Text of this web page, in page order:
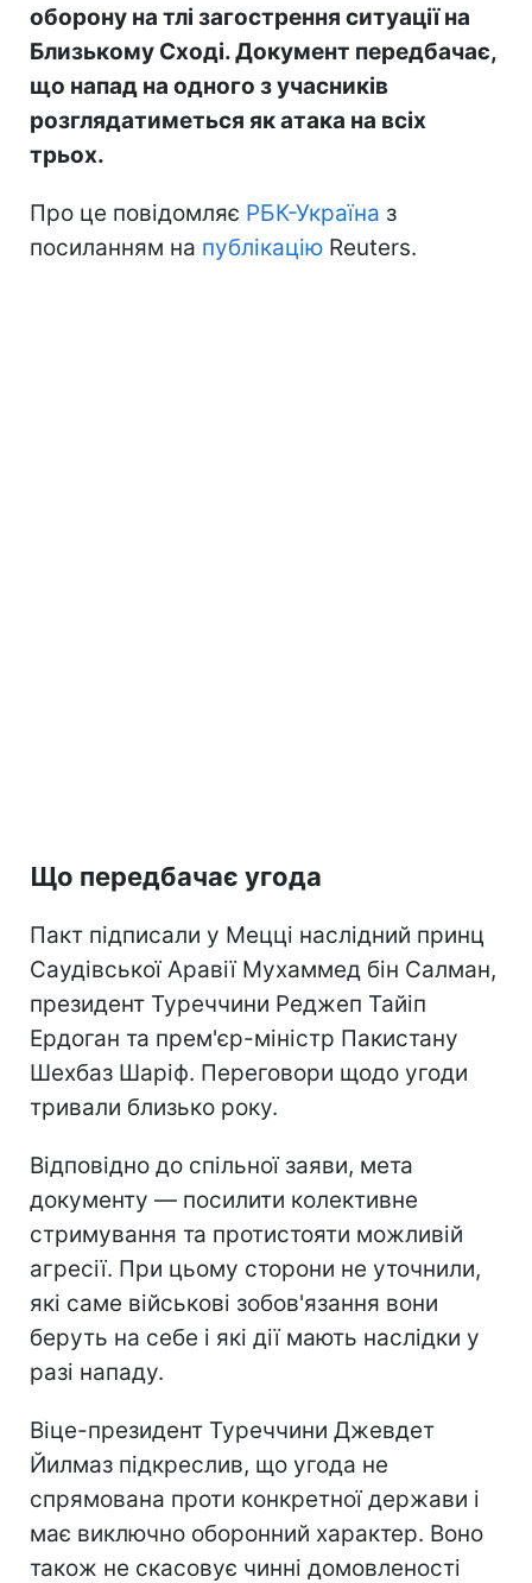
оборону на тлі загострення ситуації на
Близькому Сході. Документ передбачає,
що напад на одного з учасників
розглядатиметься як атака на всіх
трьох.
Про це повідомляє РБК-Україна з
посиланням на публікацію Reuters.
Що передбачає угода
Пакт підписали у Мецці наслідний принц
Саудівської Аравії Мухаммед бін Салман,
президент Туреччини Реджеп Тайіп
Ердоган та прем'єр-міністр Пакистану
Шехбаз Шаріф. Переговори щодо угоди
тривали близько року.
Відповідно до спільної заяви, мета
документу — посилити колективне
стримування та протистояти можливій
агресії. При цьому сторони не уточнили,
які саме військові зобов'язання вони
беруть на себе і які дії мають наслідки у
разі нападу.
Віце-президент Туреччини Джевдет
Йилмаз підкреслив, що угода не
спрямована проти конкретної держави і
має виключно оборонний характер. Воно
також не скасовує чинні домовленості